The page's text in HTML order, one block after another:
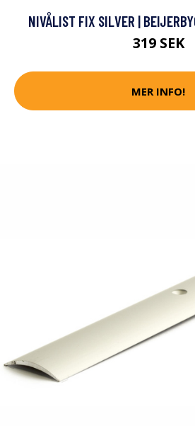
NIVÅLIST FIX SILVER |
319 SEK
MER INFO!